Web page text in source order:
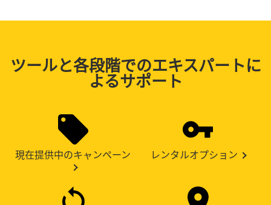
ツールと各段階でのエキスパートに
よるサポート
現在提供中のキャンペーン レンタルオプション